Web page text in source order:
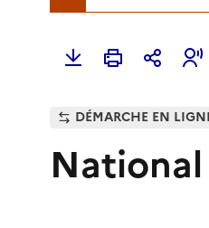
DÉMARCHE EN